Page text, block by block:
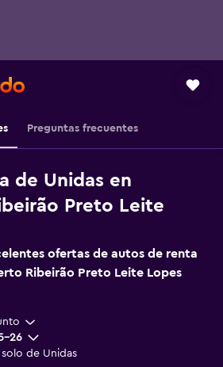
Preguntas frecuentes
de Unidas en
Preto Leite
ofertas de autos de renta
Ribeirão Preto Leite Lopes
26
de Unidas